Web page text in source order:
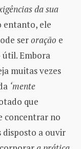
da sua
entanto, ele
seroração e
Embora
muitas vezes
‘mente
que
concentrar no
a ouvir